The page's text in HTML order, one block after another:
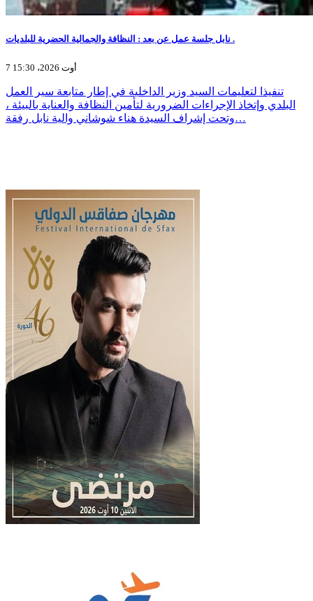
نابل جلسة عمل عن بعد : النظافة والجمالية الحضرية للبلديات .
7 أوت 2026، 15:30
تنفيذا لتعليمات السيد وزير الداخلية في إطار متابعة سير العمل
البلدي وإتخاذ الإجراءات الضرورية لتأمين النظافة والعناية بالبيئة ،
وتحت إشراف السيدة هناء شوشاني والية نابل رفقة…